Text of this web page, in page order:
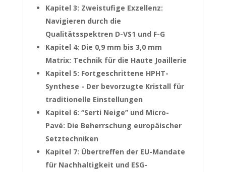
Kapitel 3: Zweistufige Exzellenz:
Navigieren durch die
Qualitätsspektren D-VS1 und F-G
Kapitel 4: Die 0,9 mm bis 3,0 mm
Matrix: Technik für die Haute Joaillerie
Kapitel 5: Fortgeschrittene HPHT-
Synthese - Der bevorzugte Kristall für
traditionelle Einstellungen
Kapitel 6: “Serti Neige” und Micro-
Pavé: Die Beherrschung europäischer
Setztechniken
Kapitel 7: Übertreffen der EU-Mandate
für Nachhaltigkeit und ESG-